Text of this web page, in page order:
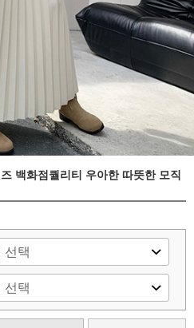
백화점퀄리티 우아한 따뜻한 모직